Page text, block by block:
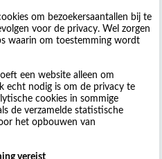
om bezoekersaantallen bij te
voor de privacy. Wel zorgen
waarin om toestemming wordt
een website alleen om
echt nodig is om de privacy te
cookies in sommige
de verzamelde statistische
het opbouwen van
vereist